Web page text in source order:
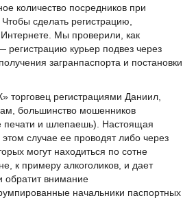
количество посредников при
сделать регистрацию,
Интернете. Мы проверили, как
курьер подвез через
загранпаспорта и постановки
торговец регистрациями Даниил,
большинство мошенников
печати и шлепаешь). Настоящая
случае ее проводят либо через
могут находиться по сотне
к примеру алкоголиков, и дает
обратит внимание
начальники паспортных